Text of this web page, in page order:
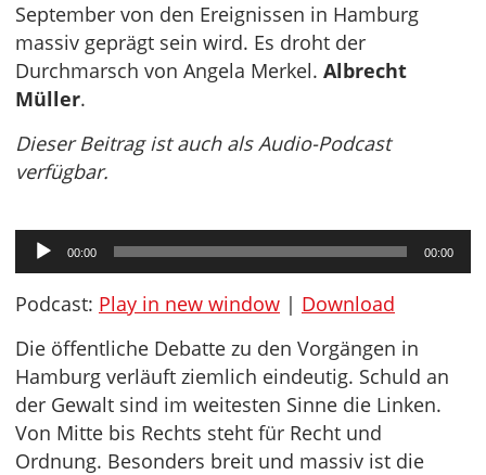
September von den Ereignissen in Hamburg
massiv geprägt sein wird. Es droht der
Durchmarsch von Angela Merkel. Albrecht
Müller.
Dieser Beitrag ist auch als Audio-Podcast
verfügbar.
Audio-
Player
00:00 00:00
Podcast: Play in new window | Download
Die öffentliche Debatte zu den Vorgängen in
Hamburg verläuft ziemlich eindeutig. Schuld an
der Gewalt sind im weitesten Sinne die Linken.
Von Mitte bis Rechts steht für Recht und
Ordnung. Besonders breit und massiv ist die